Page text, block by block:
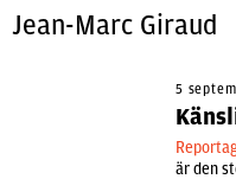
Jean-Marc Giraud
5
är den